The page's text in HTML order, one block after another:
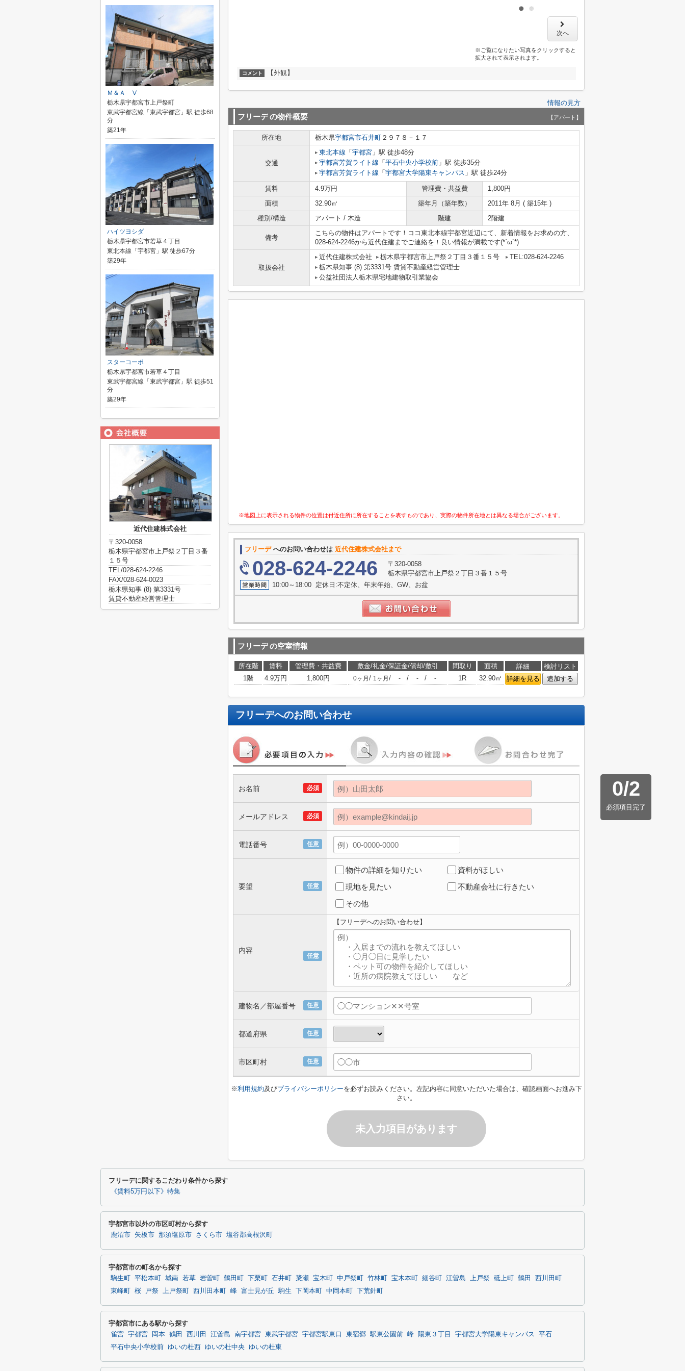
次へ
※ご覧になりたい写真をクリックすると
拡大されて表示されます。
コメント 【外観】
情報の見方
フリーデの物件概要 【アパート】
所在地 栃木県宇都宮市石井町 ２９７８－１７
交通
東北本線 「 宇都宮 」駅 徒歩48分
宇都宮芳賀ライト線 「 平石中央小学校前 」駅 徒歩35分
宇都宮芳賀ライト線 「 宇都宮大学陽東キャンパス 」駅 徒歩24分
賃料 4.9万円 管理費・共益費
1,800円
面積
32.90㎡ 築年月（築年数）
2011年 8月 ( 築15年 )
種別/構造
アパート / 木造 階建 2階建
備考
こちらの物件はアパートです！ココ東北本線宇都宮近辺にて、新着情報をお求めの方、
028-624-2246から近代住建までご連絡を！良い情報が満載です(*´ω`*)
取扱会社
近代住建株式会社 栃木県宇都宮市上戸祭２丁目３番１５号
TEL:028-624-2246
栃木県知事 (8) 第3331号 賃貸不動産経営管理士
公益社団法人栃木県宅地建物取引業協会
※地図上に表示される物件の位置は付近住所に所在することを表すものであり、実際の物件所在地とは異なる場合がございます。
フリーデへのお問い合わせは 近代住建株式会社まで
028-624-2246
〒320-0058
栃木県宇都宮市上戸祭２丁目３番１５号
10:00～18:00 定休日:不定休、年末年始、GW、お盆
フリーデの空室情報
所在階 賃料 管理費・共益費 敷金/礼金/保証金/償却/敷引 間取り 面積 詳細
検討リスト
1階
4.9万円 1,800円 0ヶ月 / 1ヶ月 / - / - / - 1R 32.90㎡ 詳細を見る 追加する
フリーデへのお問い合わせ
0/2
必須項目完了
必須
お名前
必須
メールアドレス
任意
電話番号
任意
要望
物件の詳細を知りたい
資料がほしい
現地を見たい
不動産会社に行きたい
その他
任意
内容
【フリーデへのお問い合わせ】
任意
建物名／部屋番号
任意
都道府県
任意
市区町村
※利用規約及びプライバシーポリシーを必ずお読みください。左記内容に同意いただいた場合は、確認画面へお進み下
さい。
未入力項目があります
Ｍ＆Ａ Ⅴ
栃木県宇都宮市上戸祭町
東武宇都宮線「東武宇都宮」駅 徒歩68
分
築21年
ハイツヨシダ
栃木県宇都宮市若草４丁目
東北本線「宇都宮」駅 徒歩67分
築29年
スターコーポ
栃木県宇都宮市若草４丁目
東武宇都宮線「東武宇都宮」駅 徒歩51
分
築29年
近代住建株式会社
〒320-0058
栃木県宇都宮市上戸祭２丁目３番
１５号
TEL/028-624-2246
FAX/028-624-0023
栃木県知事 (8) 第3331号
賃貸不動産経営管理士
フリーデに関するこだわり条件から探す
《賃料5万円以下》特集
宇都宮市以外の市区町村から探す
鹿沼市 矢板市 那須塩原市 さくら市 塩谷郡高根沢町
宇都宮市の町名から探す
駒生町 平松本町 城南 若草 岩曽町 鶴田町 下栗町 石井町 簗瀬 宝木町 中戸祭町 竹林町 宝木本町 細谷町 江曽島 上戸祭 砥上町 鶴田
西川田町
東峰町
桜 戸祭 上戸祭町 西川田本町 峰 富士見が丘 駒生 下岡本町 中岡本町 下荒針町
宇都宮市にある駅から探す
雀宮 宇都宮 岡本 鶴田 西川田 江曽島 南宇都宮 東武宇都宮 宇都宮駅東口 東宿郷 駅東公園前 峰 陽東３丁目 宇都宮大学陽東キャンパス
平石
平石中央小学校前 ゆいの杜西 ゆいの杜中央 ゆいの杜東